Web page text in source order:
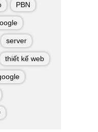
PBN
server
thiết kế web